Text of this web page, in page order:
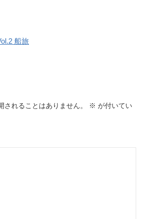
船旅
されることはありません。 ※ が付いてい